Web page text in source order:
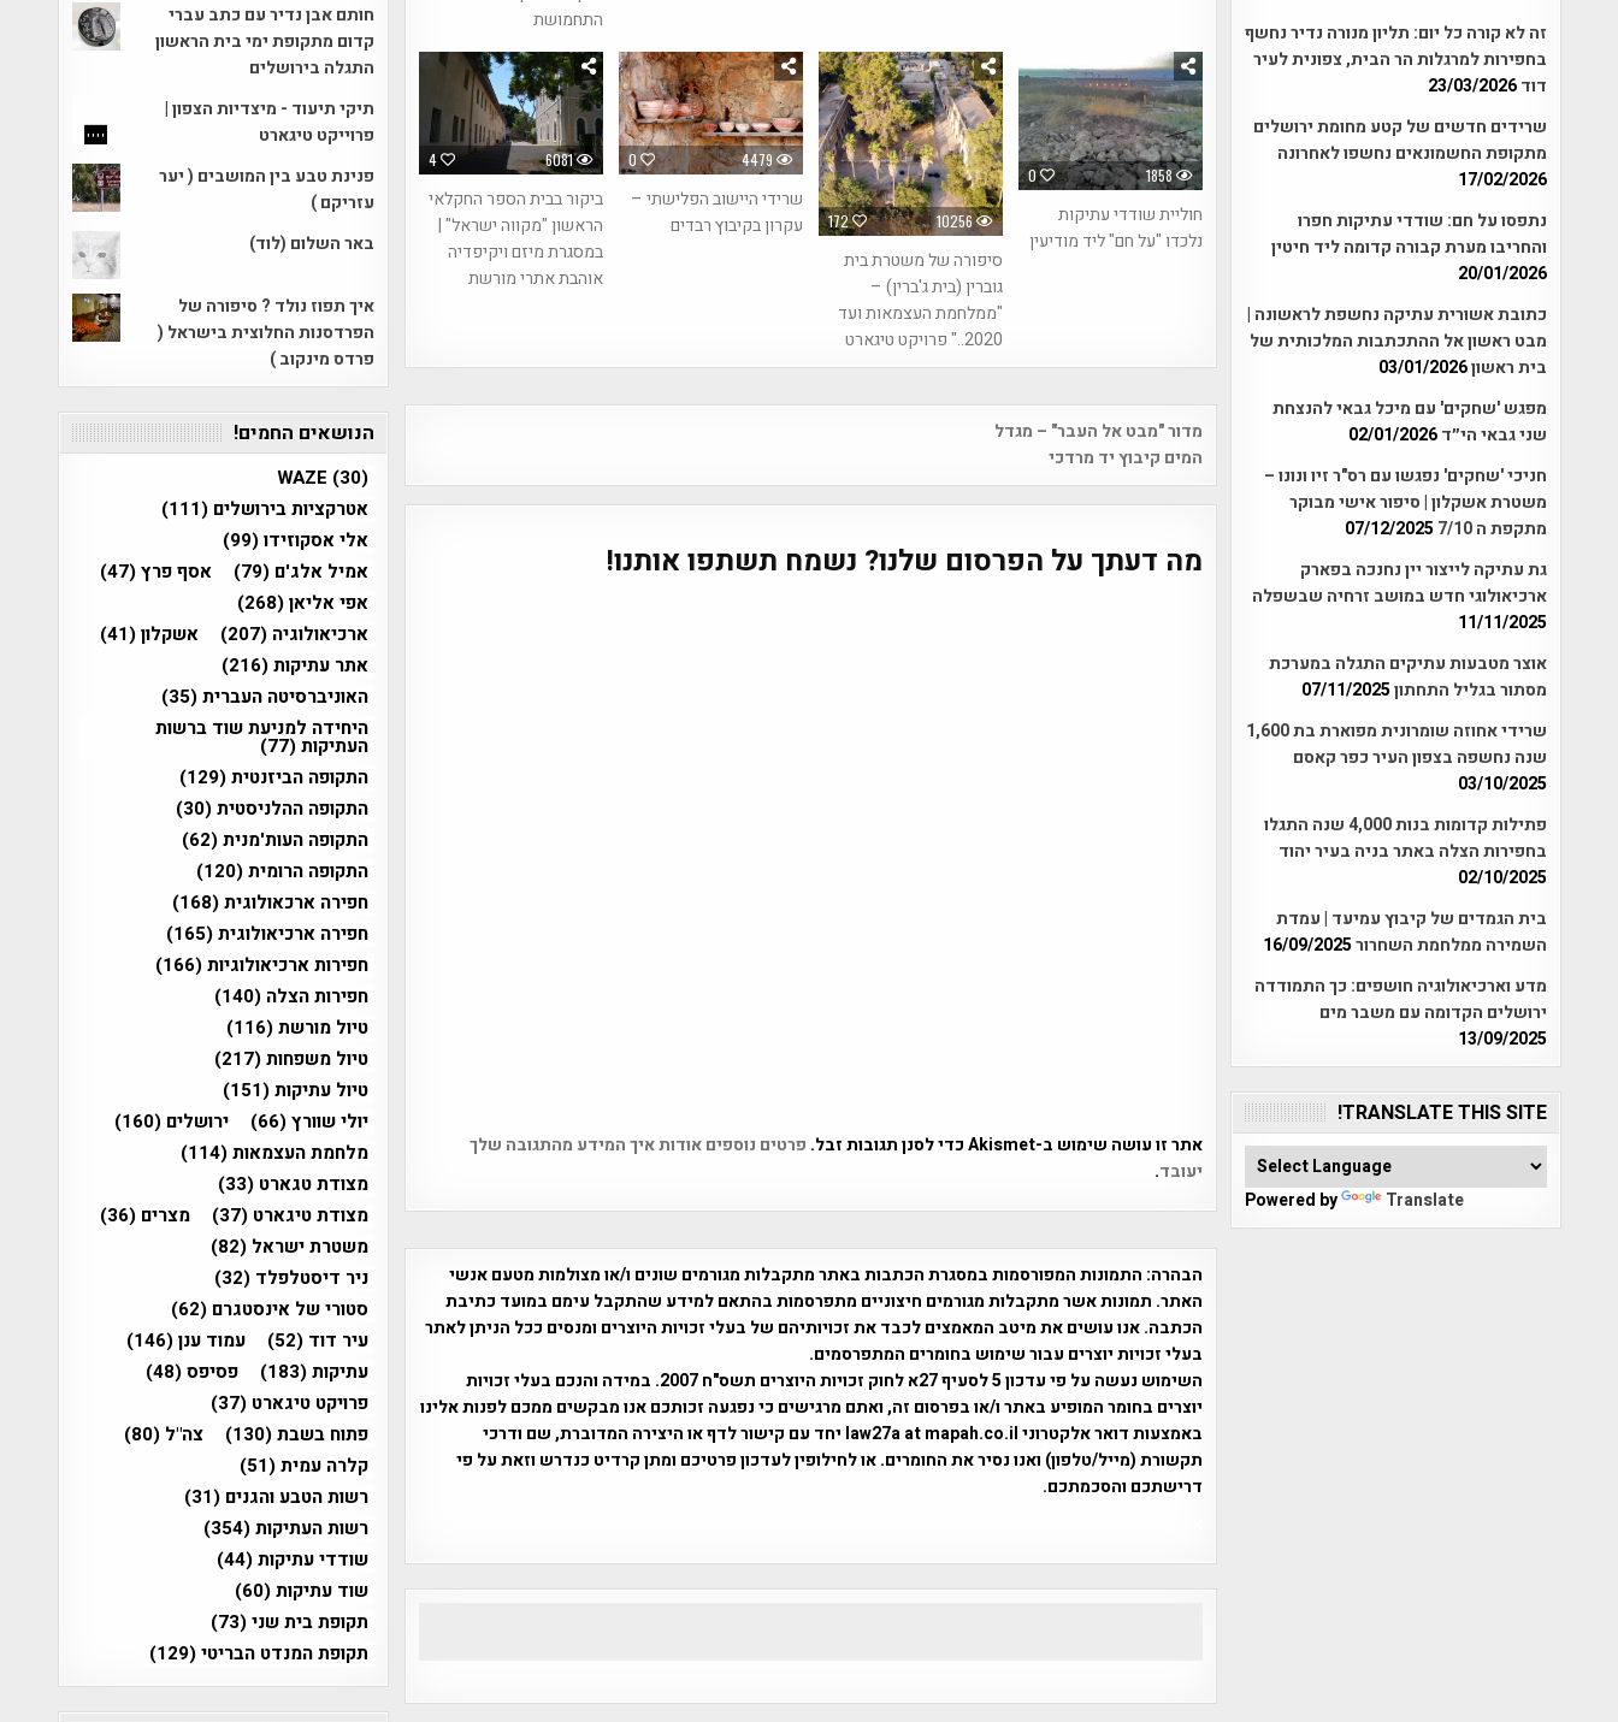
התחמושת
4 6081
ביקור בבית הספר החקלאי
הראשון "מקווה ישראל" |
במסגרת מיזם ויקיפדיה
אוהבת אתרי מורשת
0 4479
שרידי היישוב הפלישתי –
עקרון בקיבוץ רבדים
172 10256
סיפורה של משטרת בית
גוברין (בית ג'ברין) –
"ממלחמת העצמאות ועד
2020.." פרויקט טיגארט
0 1858
חוליית שודדי עתיקות
נלכדו "על חם" ליד מודיעין
Post
navigation
מדור "מבט אל העבר" – מגדל
המים קיבוץ יד מרדכי
מה דעתך על הפרסום שלנו? נשמח תשתפו אותנו!
אתר זו עושה שימוש ב-Akismet כדי לסנן תגובות זבל.
פרטים נוספים אודות איך המידע מהתגובה שלך
יעובד.
הבהרה: התמונות המפורסמות במסגרת הכתבות באתר מתקבלות מגורמים שונים ו/או מצולמות מטעם אנשי
האתר. תמונות אשר מתקבלות מגורמים חיצוניים מתפרסמות בהתאם למידע שהתקבל עימם במועד כתיבת
הכתבה. אנו עושים את מיטב המאמצים לכבד את זכויותיהם של בעלי זכויות היוצרים ומנסים ככל הניתן לאתר
בעלי זכויות יוצרים עבור שימוש בחומרים המתפרסמים.
השימוש נעשה על פי עדכון 5 לסעיף 27א לחוק זכויות היוצרים תשס"ח 2007. במידה והנכם בעלי זכויות
יוצרים בחומר המופיע באתר ו/או בפרסום זה, ואתם מרגישים כי נפגעה זכותכם אנו מבקשים ממכם לפנות אלינו
באמצעות דואר אלקטרוני law27a at mapah.co.il יחד עם קישור לדף או היצירה המדוברת, שם ודרכי
תקשורת (מייל/טלפון) ואנו נסיר את החומרים. או לחילופין לעדכון פרטיכם ומתן קרדיט כנדרש וזאת על פי
דרישתכם והסכמתכם.
זה לא קורה כל יום: תליון מנורה נדיר נחשף
בחפירות למרגלות הר הבית, צפונית לעיר
דוד23/03/2026
שרידים חדשים של קטע מחומת ירושלים
מתקופת החשמונאים נחשפו לאחרונה
17/02/2026
נתפסו על חם: שודדי עתיקות חפרו
והחריבו מערת קבורה קדומה ליד חיטין
20/01/2026
כתובת אשורית עתיקה נחשפת לראשונה |
מבט ראשון אל ההתכתבות המלכותית של
בית ראשון03/01/2026
מפגש 'שחקים' עם מיכל גבאי להנצחת
שני גבאי הי״ד02/01/2026
חניכי 'שחקים' נפגשו עם רס"ר זיו ונונו –
משטרת אשקלון | סיפור אישי מבוקר
מתקפת ה 7/10
07/12/2025
גת עתיקה לייצור יין נחנכה בפארק
ארכיאולוגי חדש במושב זרחיה שבשפלה
11/11/2025
אוצר מטבעות עתיקים התגלה במערכת
מסתור בגליל התחתון07/11/2025
שרידי אחוזה שומרונית מפוארת בת 1,600
שנה נחשפה בצפון העיר כפר קאסם
03/10/2025
פתילות קדומות בנות 4,000 שנה התגלו
בחפירות הצלה באתר בניה בעיר יהוד
02/10/2025
בית הגמדים של קיבוץ עמיעד | עמדת
השמירה ממלחמת השחרור16/09/2025
מדע וארכיאולוגיה חושפים: כך התמודדה
ירושלים הקדומה עם משבר מים
13/09/2025
TRANSLATE THIS SITE!
Powered by Translate
חותם אבן נדיר עם כתב עברי
קדום מתקופת ימי בית הראשון
התגלה בירושלים
תיקי תיעוד - מיצדיות הצפון |
פרוייקט טיגארט
פנינת טבע בין המושבים ( יער
עזריקם )
באר השלום (לוד)
איך תפוז נולד ? סיפורה של
הפרדסנות החלוצית בישראל (
פרדס מינקוב )
הנושאים החמים!
WAZE (30)
אטרקציות בירושלים (111)
אלי אסקוזידו(99)
אמיל אלג'ם (79) אסף פרץ(47)
אפי אליאן(268)
ארכיאולוגיה (207) אשקלון(41)
אתר עתיקות(216)
האוניברסיטה העברית(35)
היחידה למניעת שוד ברשות
העתיקות(77)
התקופה הביזנטית(129)
התקופה ההלניסטית(30)
התקופה העות'מנית(62)
התקופה הרומית(120)
חפירה ארכאולוגית(168)
חפירה ארכיאולוגית(165)
חפירות ארכיאולוגיות(166)
חפירות הצלה (140)
טיול מורשת(116)
טיול משפחות(217)
טיול עתיקות(151)
יולי שוורץ(66) ירושלים (160)
מלחמת העצמאות(114)
מצודת טגארט (33)
מצודת טיגארט (37) מצרים (36)
משטרת ישראל (82)
ניר דיסטלפלד (32)
סטורי של אינסטגרם (62)
עיר דוד (52) עמוד ענן(146)
עתיקות(183) פסיפס(48)
פרויקט טיגארט (37)
פתוח בשבת(130) צה"ל (80)
קלרה עמית(51)
רשות הטבע והגנים (31)
רשות העתיקות(354)
שודדי עתיקות(44)
שוד עתיקות(60)
תקופת בית שני(73)
תקופת המנדט הבריטי(129)